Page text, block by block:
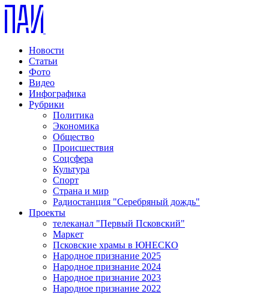
Новости
Статьи
Фото
Видео
Инфографика
Рубрики
Политика
Экономика
Общество
Происшествия
Соцсфера
Культура
Спорт
Страна и мир
Радиостанция "Серебряный дождь"
Проекты
телеканал "Первый Псковский"
Маркет
Псковские храмы в ЮНЕСКО
Народное признание 2025
Народное признание 2024
Народное признание 2023
Народное признание 2022